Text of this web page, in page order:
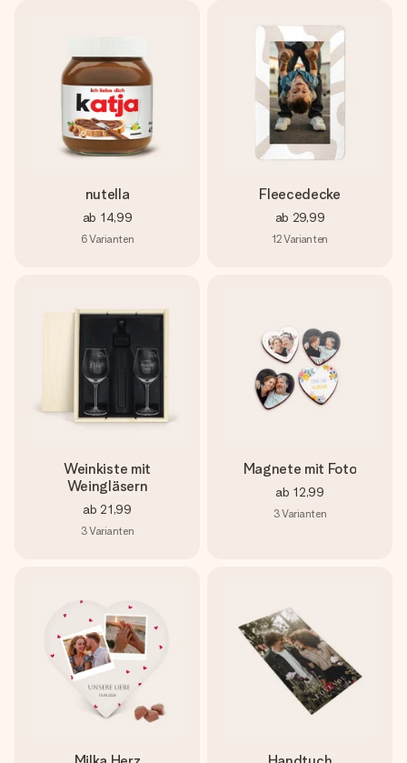
nutella
ab 14,99
6Varianten
Fleecedecke
ab 29,99
12Varianten
Weinkiste mit
Weingläsern
ab 21,99
3Varianten
Magnete mit Foto
ab 12,99
3Varianten